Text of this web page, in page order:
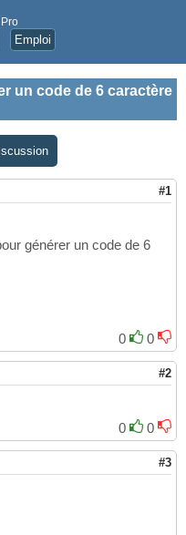
Emploi
un code de 6 caractère
#1
générer un code de 6
0
0
#2
0
0
#3